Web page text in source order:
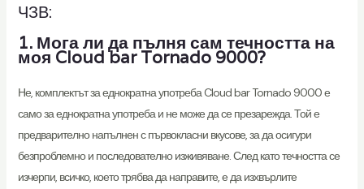
ЧЗВ:
1. Мога ли да пълня сам течността на
моя Cloud bar Tornado 9000?
Не, комплектът за еднократна употреба Cloud bar Tornado 9000 е
само за еднократна употреба и не може да се презарежда. Той е
предварително напълнен с първокласни вкусове, за да осигури
безпроблемно и последователно изживяване. След като течността се
изчерпи, всичко, което трябва да направите, е да изхвърлите